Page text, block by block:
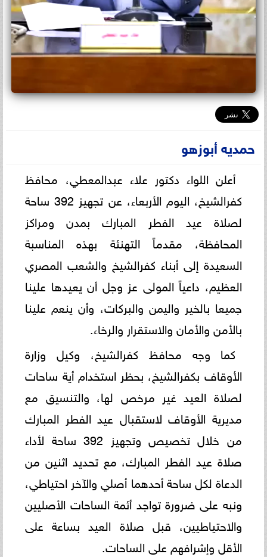
حمديه أبوزهو
أعلن اللواء دكتور علاء عبدالمعطي، محافظ
كفرالشيخ، اليوم الأربعاء، عن تجهيز 392 ساحة
لصلاة عيد الفطر المبارك بمدن ومراكز
المحافظة، مقدماً التهنئة بهذه المناسبة
السعيدة إلى أبناء كفرالشيخ والشعب المصري
العظيم، داعياً المولى عز وجل أن يعيدها علينا
جميعا بالخير واليمن والبركات، وأن ينعم علينا
بالأمن والأمان والاستقرار والرخاء.
كما وجه محافظ كفرالشيخ، وكيل وزارة
الأوقاف بكفرالشيخ، بحظر استخدام أية ساحات
لصلاة العيد غير مرخص لها، والتنسيق مع
مديرية الأوقاف لاستقبال عيد الفطر المبارك
من خلال تخصيص وتجهيز 392 ساحة لأداء
صلاة عيد الفطر المبارك، مع تحديد اثنين من
الدعاة لكل ساحة أحدهما أصلي والآخر احتياطي،
ونبه على ضرورة تواجد أئمة الساحات الأصليين
والاحتياطيين، قبل صلاة العيد بساعة على
الأقل وإشرافهم على الساحات.